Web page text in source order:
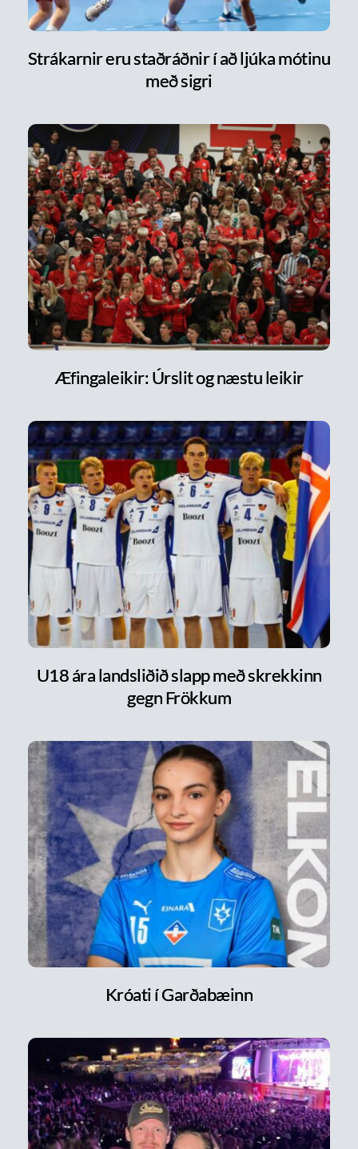
Strákarnir eru staðráðnir í að ljúka mótinu
með sigri
Æfingaleikir: Úrslit og næstu leikir
U18 ára landsliðið slapp með skrekkinn
gegn Frökkum
Króati í Garðabæinn